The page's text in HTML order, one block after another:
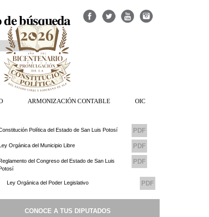
búsqueda
ARMONIZACIÓN CONTABLE OIC
Política del Estado de San Luis Potosí PDF
Orgánica del Municipio Libre PDF
del Congreso del Estado de San Luis
PDF
Ley Orgánica del Poder Legislativo PDF
Congreso del Estado de San Luis Potosi
CONOCE A TUS DIPUTADOS